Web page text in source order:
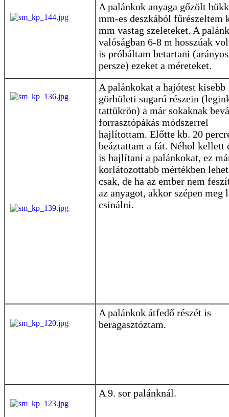
A palánkok anyaga gőzölt
mm-es deszkából fűrészeltem
mm vastag szeleteket. A
valóságban 6-8 m hosszúak
is próbáltam betartani
persze) ezeket a méreteket.
A palánkokat a hajótest kisebb
görbületi sugarú részein
tattükrön) a már sokaknak
forrasztópákás módszerrel
hajlítottam. Előtte kb. 20
beáztattam a fát. Néhol kellett
is hajlítani a palánkokat, ez
korlátozottabb mértékben
csak, de ha az ember nem
az anyagot, akkor szépen meg
csinálni.
A palánkok átfedő részét is
beragasztóztam.
A 9. sor palánknál.